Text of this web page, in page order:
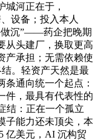
城河正在于，
设备；投入本人
做沉”——药企把晚期
从头建厂，换取更高
产承担；无需依赖使
。轻资产天然是最
通向统一个起点：
件，最具有代表性的
结：正在一个孤立
子能力还未顶尖，本
亿美元，AI 沉构贸